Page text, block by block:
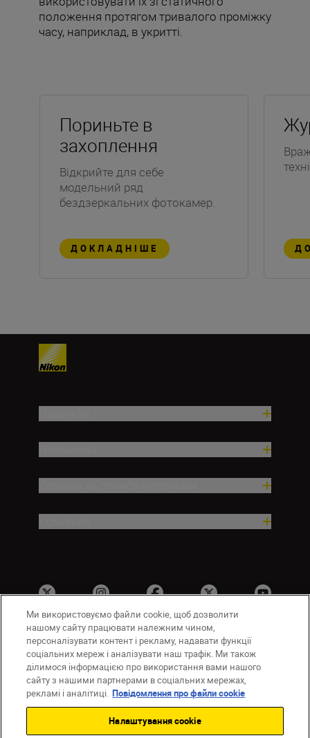
положення протягом тривалого проміжку
часу, наприклад, в укритті.
Пориньте в
захоплення
Відкрийте для себе
модельний ряд
бездзеркальних фотокамер.
ДОКЛАДНІШЕ
UA Сайти Nikon
Зв’язатися з нами
Політика конфіденційності
Умови використання
Повідомлення про файли cookie
Налаштування Cookie
Ми використовуємо файли cookie, щоб дозволити
нашому сайту працювати належним чином,
персоналізувати контент і рекламу, надавати функції
соціальних мереж і аналізувати наш трафік. Ми також
ділимося інформацією про використання вами нашого
сайту з нашими партнерами в соціальних мережах,
рекламі і аналітиці. Повідомлення про файли cookie
Налаштування cookie